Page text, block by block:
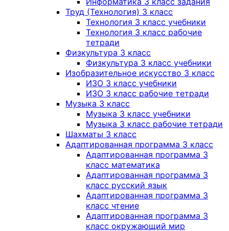
Труд (Технология) 3 класс
Технология 3 класс учебники
Технология 3 класс рабочие
тетради
Физкультура 3 класс
Физкультура 3 класс учебники
Изобразительное искусство 3 класс
ИЗО 3 класс учебники
ИЗО 3 класс рабочие тетради
Музыка 3 класс
Музыка 3 класс учебники
Музыка 3 класс рабочие тетради
Шахматы 3 класс
Адаптированная программа 3 класс
Адаптированная программа 3
класс математика
Адаптированная программа 3
класс русский язык
Адаптированная программа 3
класс чтение
Адаптированная программа 3
класс окружающий мир